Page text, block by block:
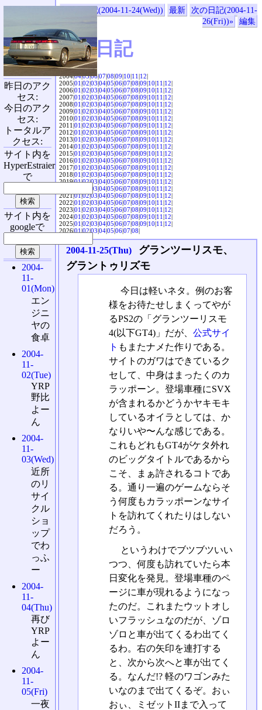
«前の日記(2004-11-24(Wed)) 最新
次の日記(2004-11-
26(Fri))»
編集
SVX日記
2004|04|05|06|07|08|09|10|11|12|
2005|01|02|03|04|05|06|07|08|09|10|11|12|
2006|01|02|03|04|05|06|07|08|09|10|11|12|
2007|01|02|03|04|05|06|07|08|09|10|11|12|
2008|01|02|03|04|05|06|07|08|09|10|11|12|
2009|01|02|03|04|05|06|07|08|09|10|11|12|
2010|01|02|03|04|05|06|07|08|09|10|11|12|
2011|01|02|03|04|05|06|07|08|09|10|11|12|
2012|01|02|03|04|05|06|07|08|09|10|11|12|
2013|01|02|03|04|05|06|07|08|09|10|11|12|
2014|01|02|03|04|05|06|07|08|09|10|11|12|
2015|01|02|03|04|05|06|07|08|09|10|11|12|
2016|01|02|03|04|05|06|07|08|09|10|11|12|
2017|01|02|03|04|05|06|07|08|09|10|11|12|
2018|01|02|03|04|05|06|07|08|09|10|11|12|
2019|01|02|03|04|05|06|07|08|09|10|11|12|
03|04|05|06|07|08|09|10|11|12|
2021|01|02|03|04|05|06|07|08|09|10|11|12|
2022|01|02|03|04|05|06|07|08|09|10|11|12|
2023|01|02|03|04|05|06|07|08|09|10|11|12|
2024|01|02|03|04|05|06|07|08|09|10|11|12|
2025|01|02|03|04|05|06|07|08|09|10|11|12|
2026|01|02|03|04|05|06|07|08|
2004-11-25(Thu)
グランツーリスモ、
グラントゥリズモ
今日は軽いネタ。例のお客
様をお待たせしまくってやが
るPS2の「グランツーリスモ
4(以下GT4)」だが、 公式サイ
ト もまたナメた作りである。
サイトのガワはできているク
セして、中身はまったくのカ
ラッポーン。登場車種にSVX
が含まれるかどうかヤキモキ
しているオイラとしては、か
なりいや〜んな感じである。
これもどれもGT4がケタ外れ
のビッグタイトルであるから
こそ、まぁ許されるコトであ
る。通り一遍のゲームならそ
う何度もカラッポーンなサイ
トを訪れてくれたりはしない
だろう。
というわけでブツブツいい
つつ、何度も訪れていたら本
日変化を発見。登場車種のペ
ージに車が現れるようになっ
たのだ。これまたウットオし
いフラッシュなのだが、ゾロ
ゾロと車が出てくるわ出てく
るわ。右の矢印を連打する
と、次から次へと車が出てく
る。なんだ!? 軽のワゴンみた
いなのまで出てくるぞ。おぃ
おぃ、ミゼットIIまで入って
昨日のアク
セス:
今日のアク
セス:
トータルア
クセス:
サイト内を
HyperEstraier
で
サイト内を
googleで
2004-
11-
01(Mon)
エン
ジニ
ヤの
食卓
2004-
11-
02(Tue)
YRP
野比
よー
ん
2004-
11-
03(Wed)
近所
のリ
サイ
クル
ショ
ップ
でわ
っふ
ー
2004-
11-
04(Thu)
再び
YRP
よー
ん
2004-
11-
05(Fri)
一夜